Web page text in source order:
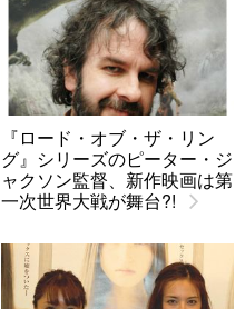
『ロード・オブ・ザ・リン
グ』シリーズのピーター・ジ
ャクソン監督、新作映画は第
一次世界大戦が舞台?!